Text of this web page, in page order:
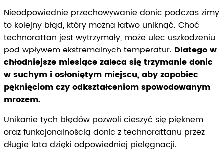
Nieodpowiednie przechowywanie donic podczas zimy
to kolejny błąd, który można łatwo uniknąć. Choć
technorattan jest wytrzymały, może ulec uszkodzeniu
pod wpływem ekstremalnych temperatur. Dlatego w
chłodniejsze miesiące zaleca się trzymanie donic
w suchym i osłoniętym miejscu, aby zapobiec
pęknięciom czy odkształceniom spowodowanym
mrozem.
Unikanie tych błędów pozwoli cieszyć się pięknem
oraz funkcjonalnością donic z technorattanu przez
długie lata dzięki odpowiedniej pielęgnacji.